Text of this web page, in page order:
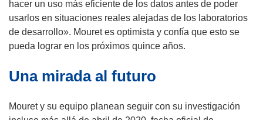
hacer un uso más eficiente de los datos antes de poder
usarlos en situaciones reales alejadas de los laboratorios
de desarrollo». Mouret es optimista y confía que esto se
pueda lograr en los próximos quince años.
Una mirada al futuro
Mouret y su equipo planean seguir con su investigación